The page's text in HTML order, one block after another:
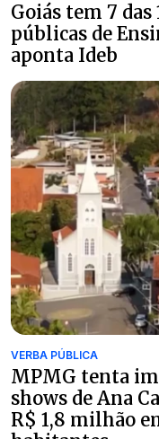
Goiás tem 7
públicas de
aponta Ideb
VERBA PÚBLICA
MPMG tenta
shows de Ana
R$ 1,8 milhão